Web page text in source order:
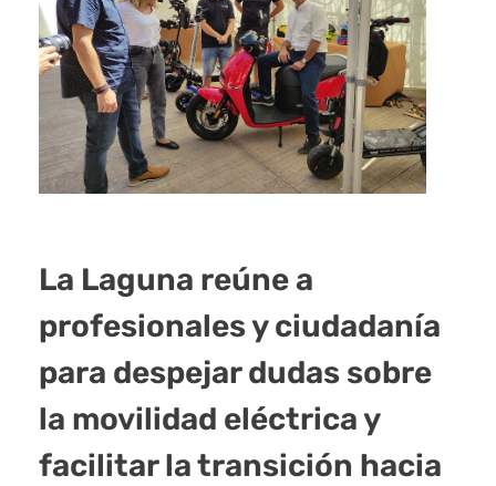
La Laguna reúne a
profesionales y ciudadanía
para despejar dudas sobre
la movilidad eléctrica y
facilitar la transición hacia